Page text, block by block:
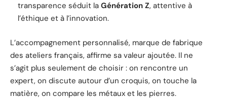
transparence séduit la Génération Z, attentive à
l’éthique et à l’innovation.
L’accompagnement personnalisé, marque de fabrique
des ateliers français, affirme sa valeur ajoutée. Il ne
s’agit plus seulement de choisir : on rencontre un
expert, on discute autour d’un croquis, on touche la
matière, on compare les métaux et les pierres.